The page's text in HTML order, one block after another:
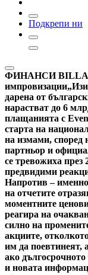
Подкрепи ни
ФИНАНСИ BILLA
импровизации
дарена от
нарастват до 6
плащанията с
старта на
на измами, според
партньор и
се тревожиха през
предвидими
Напротив – именно
на отчетите
моментните
реагира на
силно на
акциите,
им да поевтинеят,
ако
и новата